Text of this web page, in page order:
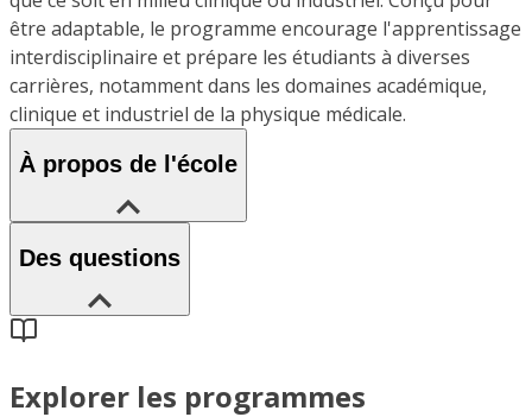
être adaptable, le programme encourage l'apprentissage
interdisciplinaire et prépare les étudiants à diverses
carrières, notamment dans les domaines académique,
clinique et industriel de la physique médicale.
À propos de l'école
Des questions
Explorer les programmes